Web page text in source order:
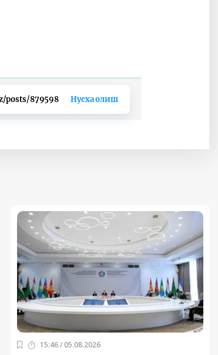
posts/879598 Нусха олиш
15:46 / 05.08.2026